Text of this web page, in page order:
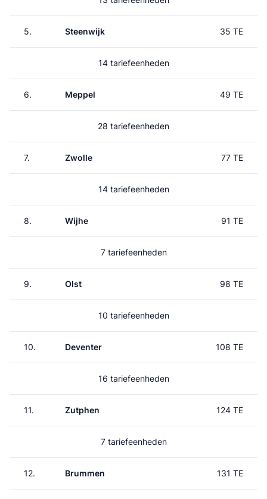
5. Steenwijk 35 TE
14 tariefeenheden
6. Meppel 49 TE
28 tariefeenheden
7. Zwolle 77 TE
14 tariefeenheden
8. Wijhe 91 TE
7 tariefeenheden
9. Olst 98 TE
10 tariefeenheden
10. Deventer 108 TE
16 tariefeenheden
11. Zutphen 124 TE
7 tariefeenheden
12. Brummen 131 TE